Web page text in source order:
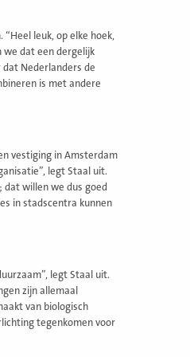
leuk, op elke hoek,
we dat een dergelijk
Nederlanders de
is met andere
vestiging in Amsterdam
legt Staal uit.
dat willen we dus goed
in stadscentra kunnen
legt Staal uit.
zijn allemaal
van biologisch
tegenkomen voor